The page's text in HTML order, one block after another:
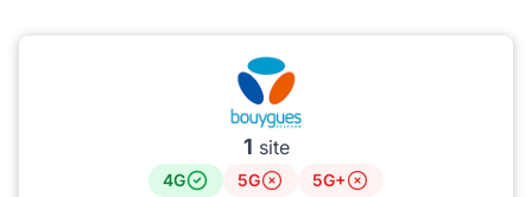
1 site
4G 5G
5G+